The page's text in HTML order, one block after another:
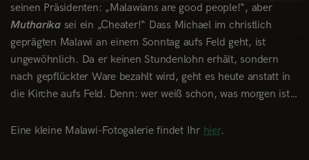
seinen Präsidenten: „Malawians are good people!“, aber
Mutharikasei ein „Cheater!“ Dass Michael im christlich
geprägten Malawi an einem Sonntag aufs Feld geht, ist
ungewöhnlich. Da er keinen Stundenlohn erhält, sondern
nach gepflückter Ware bezahlt wird, geht es heute anstatt in
die Kirche aufs Feld. Denn: wer weiß schon, was morgen ist…
Eine kleine Malawi-Fotogalerie findet Ihr hier.